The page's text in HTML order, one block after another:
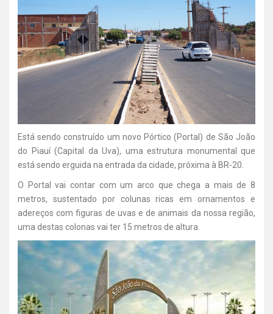
Está sendo construído um novo Pórtico (Portal) de São João
do Piauí (Capital da Uva), uma estrutura monumental que
está sendo erguida na entrada da cidade, próxima à BR-20.
O Portal vai contar com um arco que chega a mais de 8
metros, sustentado por colunas ricas em ornamentos e
adereços com figuras de uvas e de animais da nossa região,
uma destas colonas vai ter 15 metros de altura.